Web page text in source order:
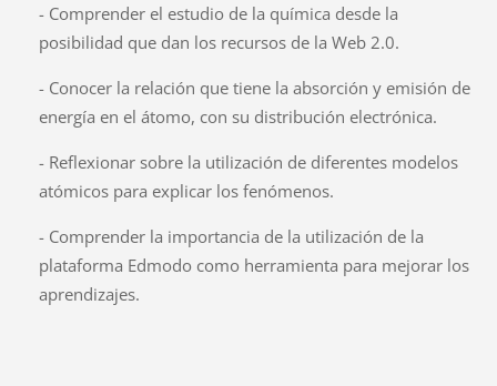
- Comprender el estudio de la química desde la
posibilidad que dan los recursos de la Web 2.0.
- Conocer la relación que tiene la absorción y emisión de
energía en el átomo, con su distribución electrónica.
- Reflexionar sobre la utilización de diferentes modelos
atómicos para explicar los fenómenos.
- Comprender la importancia de la utilización de la
plataforma Edmodo como herramienta para mejorar los
aprendizajes.